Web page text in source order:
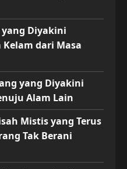
Diyakini
dari Masa
yang Diyakini
Alam Lain
Mistis yang Terus
Tak Berani